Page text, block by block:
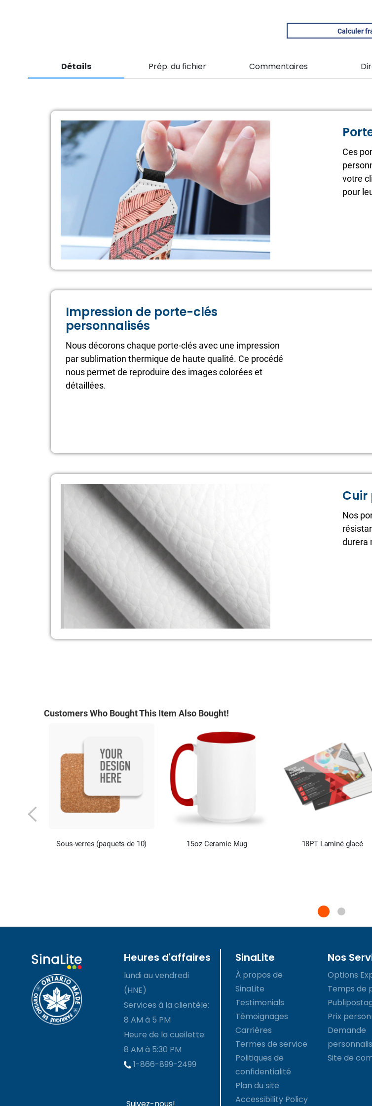
Calculer
Détails Prép. du fichier Commentaires
Ces
votre
pour
Impression de porte-clés
personnalisés
Nous décorons chaque porte-clés avec une impression
par sublimation thermique de haute qualité. Ce procédé
nous permet de reproduire des images colorées et
détaillées.
Cuir
Nos
durera
Customers Who Bought This Item Also Bought!
Sous-verres (paquets de 10) 15oz Ceramic Mug 18PT Laminé glacé
Heures d'affaires
lundi au vendredi
(HNE)
Services à la clientèle:
8 AM à 5 PM
Heure de la cueilette:
8 AM à 5:30 PM
1-866-899-2499
SinaLite
À propos de
SinaLite
Testimonials
Témoignages
Carrières
Termes de service
Politiques de
confidentialité
Plan du site
Accessibility Policy
Nos
Options
Temps de
Prix
Demande
Site de